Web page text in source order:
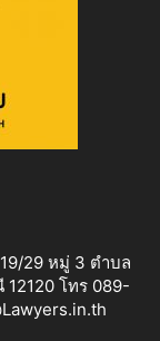
29 หมู่ 3 ตำบล
12120 โทร 089-